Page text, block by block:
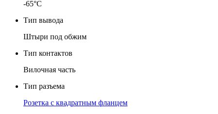
-65°C
Тип вывода
Штыри под обжим
Тип контактов
Вилочная часть
Тип разъема
Розетка с квадратным фланцем